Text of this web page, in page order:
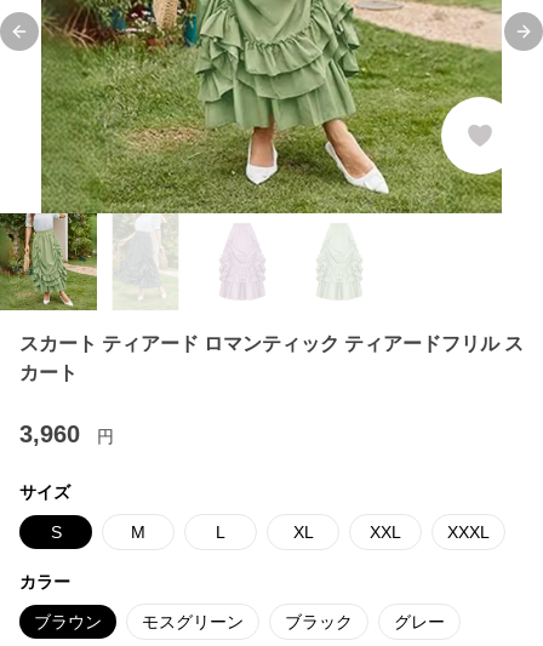
Previous slide
スカート ティアード ロマンティック ティアードフリル ス
カート
3,960 円
サイズ
S M L XL XXL XXXL
カラー
ブラウン モスグリーン ブラック グレー